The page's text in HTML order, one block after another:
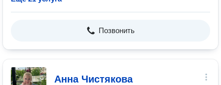
Позвонить
Анна Чистякова